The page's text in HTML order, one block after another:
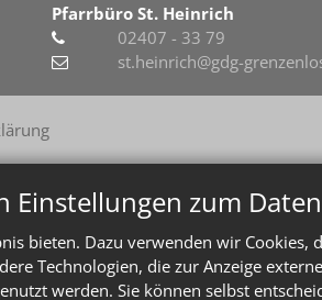
Einstellungen zum
bieten. Dazu verwenden wir
Technologien, die zur Anzeige
werden. Sie können selbst
Pfarrbüro St. Heinrich
02407 - 33 79
st.heinrich@gdg-